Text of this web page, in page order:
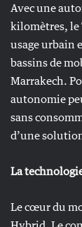
Avec une
kilomètres, le
usage urbain
bassins de
Marrakech.
autonomie
sans
d’une
La
Le cœur du